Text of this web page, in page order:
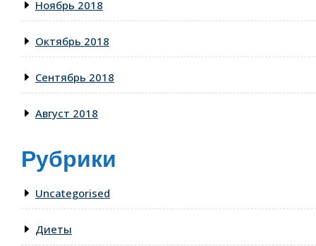
Ноябрь 2018
Октябрь 2018
Сентябрь 2018
Август 2018
Рубрики
Uncategorised
Диеты